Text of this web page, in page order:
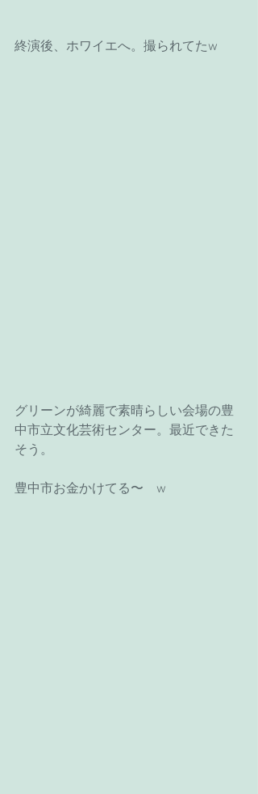
終演後、ホワイエへ。撮られてたw
グリーンが綺麗で素晴らしい会場の豊
中市立文化芸術センター。最近できた
そう。
豊中市お金かけてる〜　w